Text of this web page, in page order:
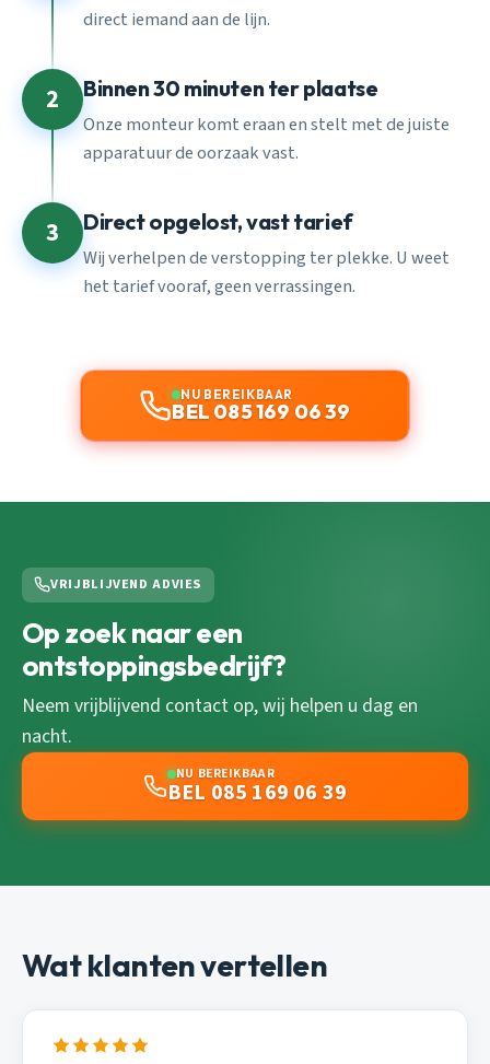
direct iemand aan de lijn.
2 Binnen 30 minuten ter plaatse
Onze monteur komt eraan en stelt met de juiste
apparatuur de oorzaak vast.
3 Direct opgelost, vast tarief
Wij verhelpen de verstopping ter plekke. U weet
het tarief vooraf, geen verrassingen.
NU BEREIKBAAR
BEL 085 169 06 39
VRIJBLIJVEND ADVIES
Op zoek naar een
ontstoppingsbedrijf?
Neem vrijblijvend contact op, wij helpen u dag en
nacht.
NU BEREIKBAAR
BEL 085 169 06 39
Wat klanten vertellen